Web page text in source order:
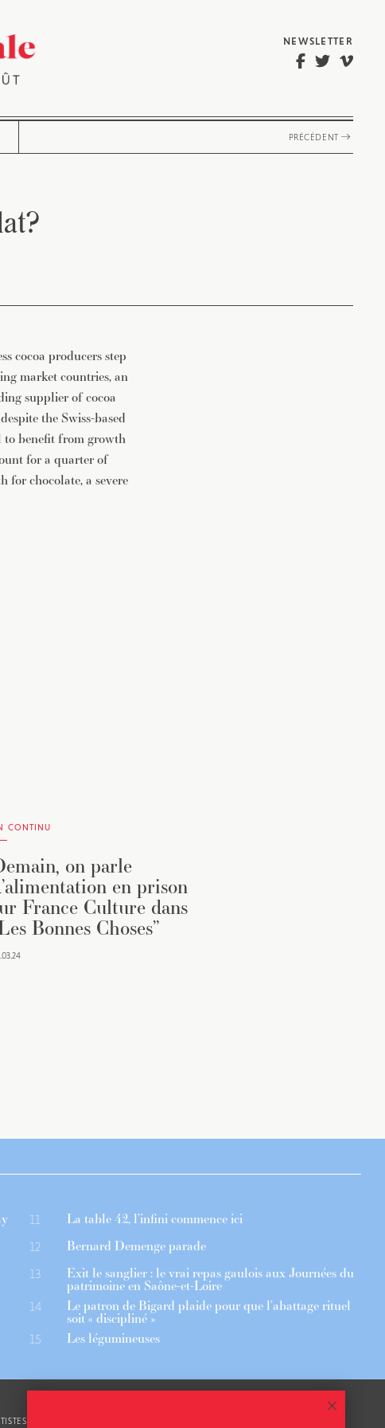
NEWSLETTER
PRÉCÉDENT
cocoa producers step
market countries, an
supplier of cocoa
the Swiss-based
to benefit from growth
for a quarter of
for chocolate, a severe
CONTINU
on parle
en prison
France Culture dans
Bonnes Choses”
11 La table 42, l’infini commence ici
12 Bernard Demenge parade
13 Exit le sanglier : le vrai repas gaulois aux Journées du
patrimoine en Saône-et-Loire
14 Le patron de Bigard plaide pour que l’abattage rituel
soit « discipliné »
15 Les légumineuses
ASSOCIÉS